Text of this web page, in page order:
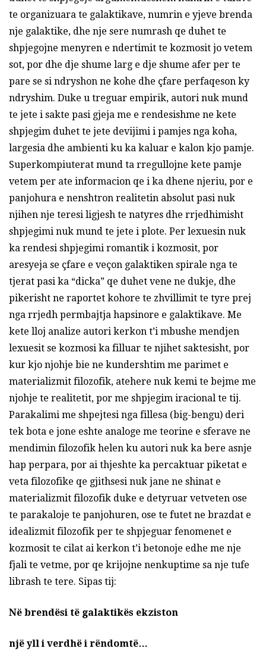
te organizuara te galaktikave, numrin e yjeve brenda
nje galaktike, dhe nje sere numrash qe duhet te
shpjegojne menyren e ndertimit te kozmosit jo vetem
sot, por dhe dje shume larg e dje shume afer per te
pare se si ndryshon ne kohe dhe çfare perfaqeson ky
ndryshim. Duke u treguar empirik, autori nuk mund
te jete i sakte pasi gjeja me e rendesishme ne kete
shpjegim duhet te jete devijimi i pamjes nga koha,
largesia dhe ambienti ku ka kaluar e kalon kjo pamje.
Superkompiuterat mund ta rregullojne kete pamje
vetem per ate informacion qe i ka dhene njeriu, por e
panjohura e nenshtron realitetin absolut pasi nuk
njihen nje teresi ligjesh te natyres dhe rrjedhimisht
shpjegimi nuk mund te jete i plote. Per lexuesin nuk
ka rendesi shpjegimi romantik i kozmosit, por
aresyeja se çfare e veçon galaktiken spirale nga te
tjerat pasi ka “dicka” qe duhet vene ne dukje, dhe
pikerisht ne raportet kohore te zhvillimit te tyre prej
nga rrjedh permbajtja hapsinore e galaktikave. Me
kete lloj analize autori kerkon t’i mbushe mendjen
lexuesit se kozmosi ka filluar te njihet saktesisht, por
kur kjo njohje bie ne kundershtim me parimet e
materializmit filozofik, atehere nuk kemi te bejme me
njohje te realitetit, por me shpjegim iracional te tij.
Parakalimi me shpejtesi nga fillesa (big-bengu) deri
tek bota e jone eshte analoge me teorine e sferave ne
mendimin filozofik helen ku autori nuk ka bere asnje
hap perpara, por ai thjeshte ka percaktuar piketat e
veta filozofike qe gjithsesi nuk jane ne shinat e
materializmit filozofik duke e detyruar vetveten ose
te parakaloje te panjohuren, ose te futet ne brazdat e
idealizmit filozofik per te shpjeguar fenomenet e
kozmosit te cilat ai kerkon t’i betonoje edhe me nje
fjali te vetme, por qe krijojne nenkuptime sa nje tufe
librash te tere. Sipas tij:
Në brendësi të galaktikës ekziston
një yll i verdhë i rëndomtë…